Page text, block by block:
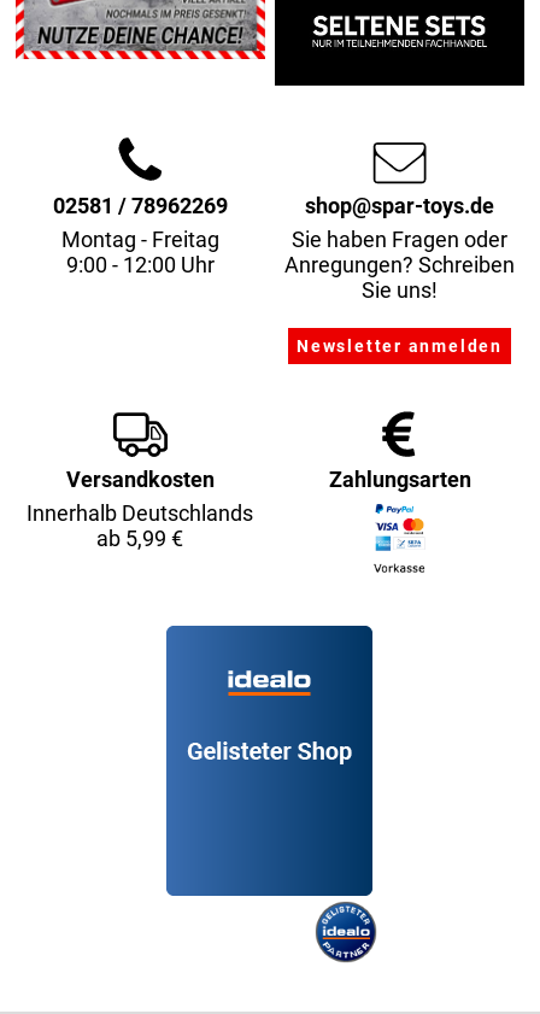
02581 / 78962269
Montag - Freitag
9:00 - 12:00 Uhr
shop@spar-toys.de
Sie haben Fragen oder
Anregungen? Schreiben
Sie uns!
Versandkosten
Innerhalb Deutschlands
ab 5,99 €
Zahlungsarten